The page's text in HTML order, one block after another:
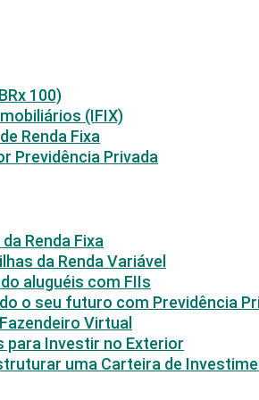
100)
(IFIX)
Renda Fixa
Previdência Privada
Renda Fixa
da Renda Variável
aluguéis com FIIs
o seu futuro com Previdência
Virtual
para Investir no Exterior
uma Carteira de